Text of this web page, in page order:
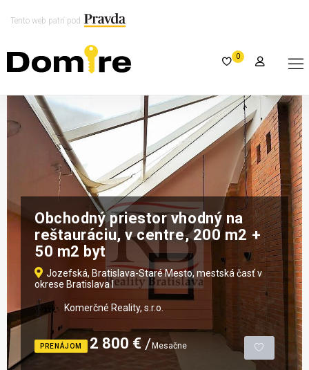
Tento web patrí pod
0
Obchodný priestor vhodný na
reštauráciu, v centre, 200 m2 +
50 m2 byt
Jozefská, Bratislava-Staré Mesto, mestská časť v
okrese Bratislava I
Komerčné Reality, s.r.o.
PRENÁJOM 2 800 € Mesačne